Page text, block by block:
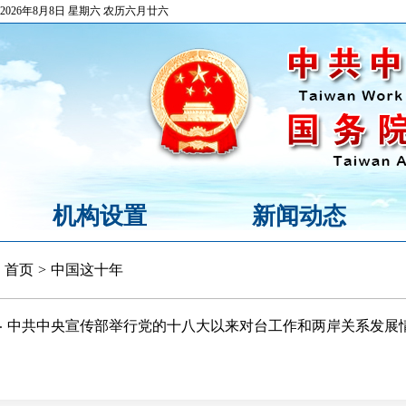
2026年8月8日 星期六 农历六月廿六
机构设置 新闻动态
首页 > 中国这十年
中共中央宣传部举行党的十八大以来对台工作和两岸关系发展